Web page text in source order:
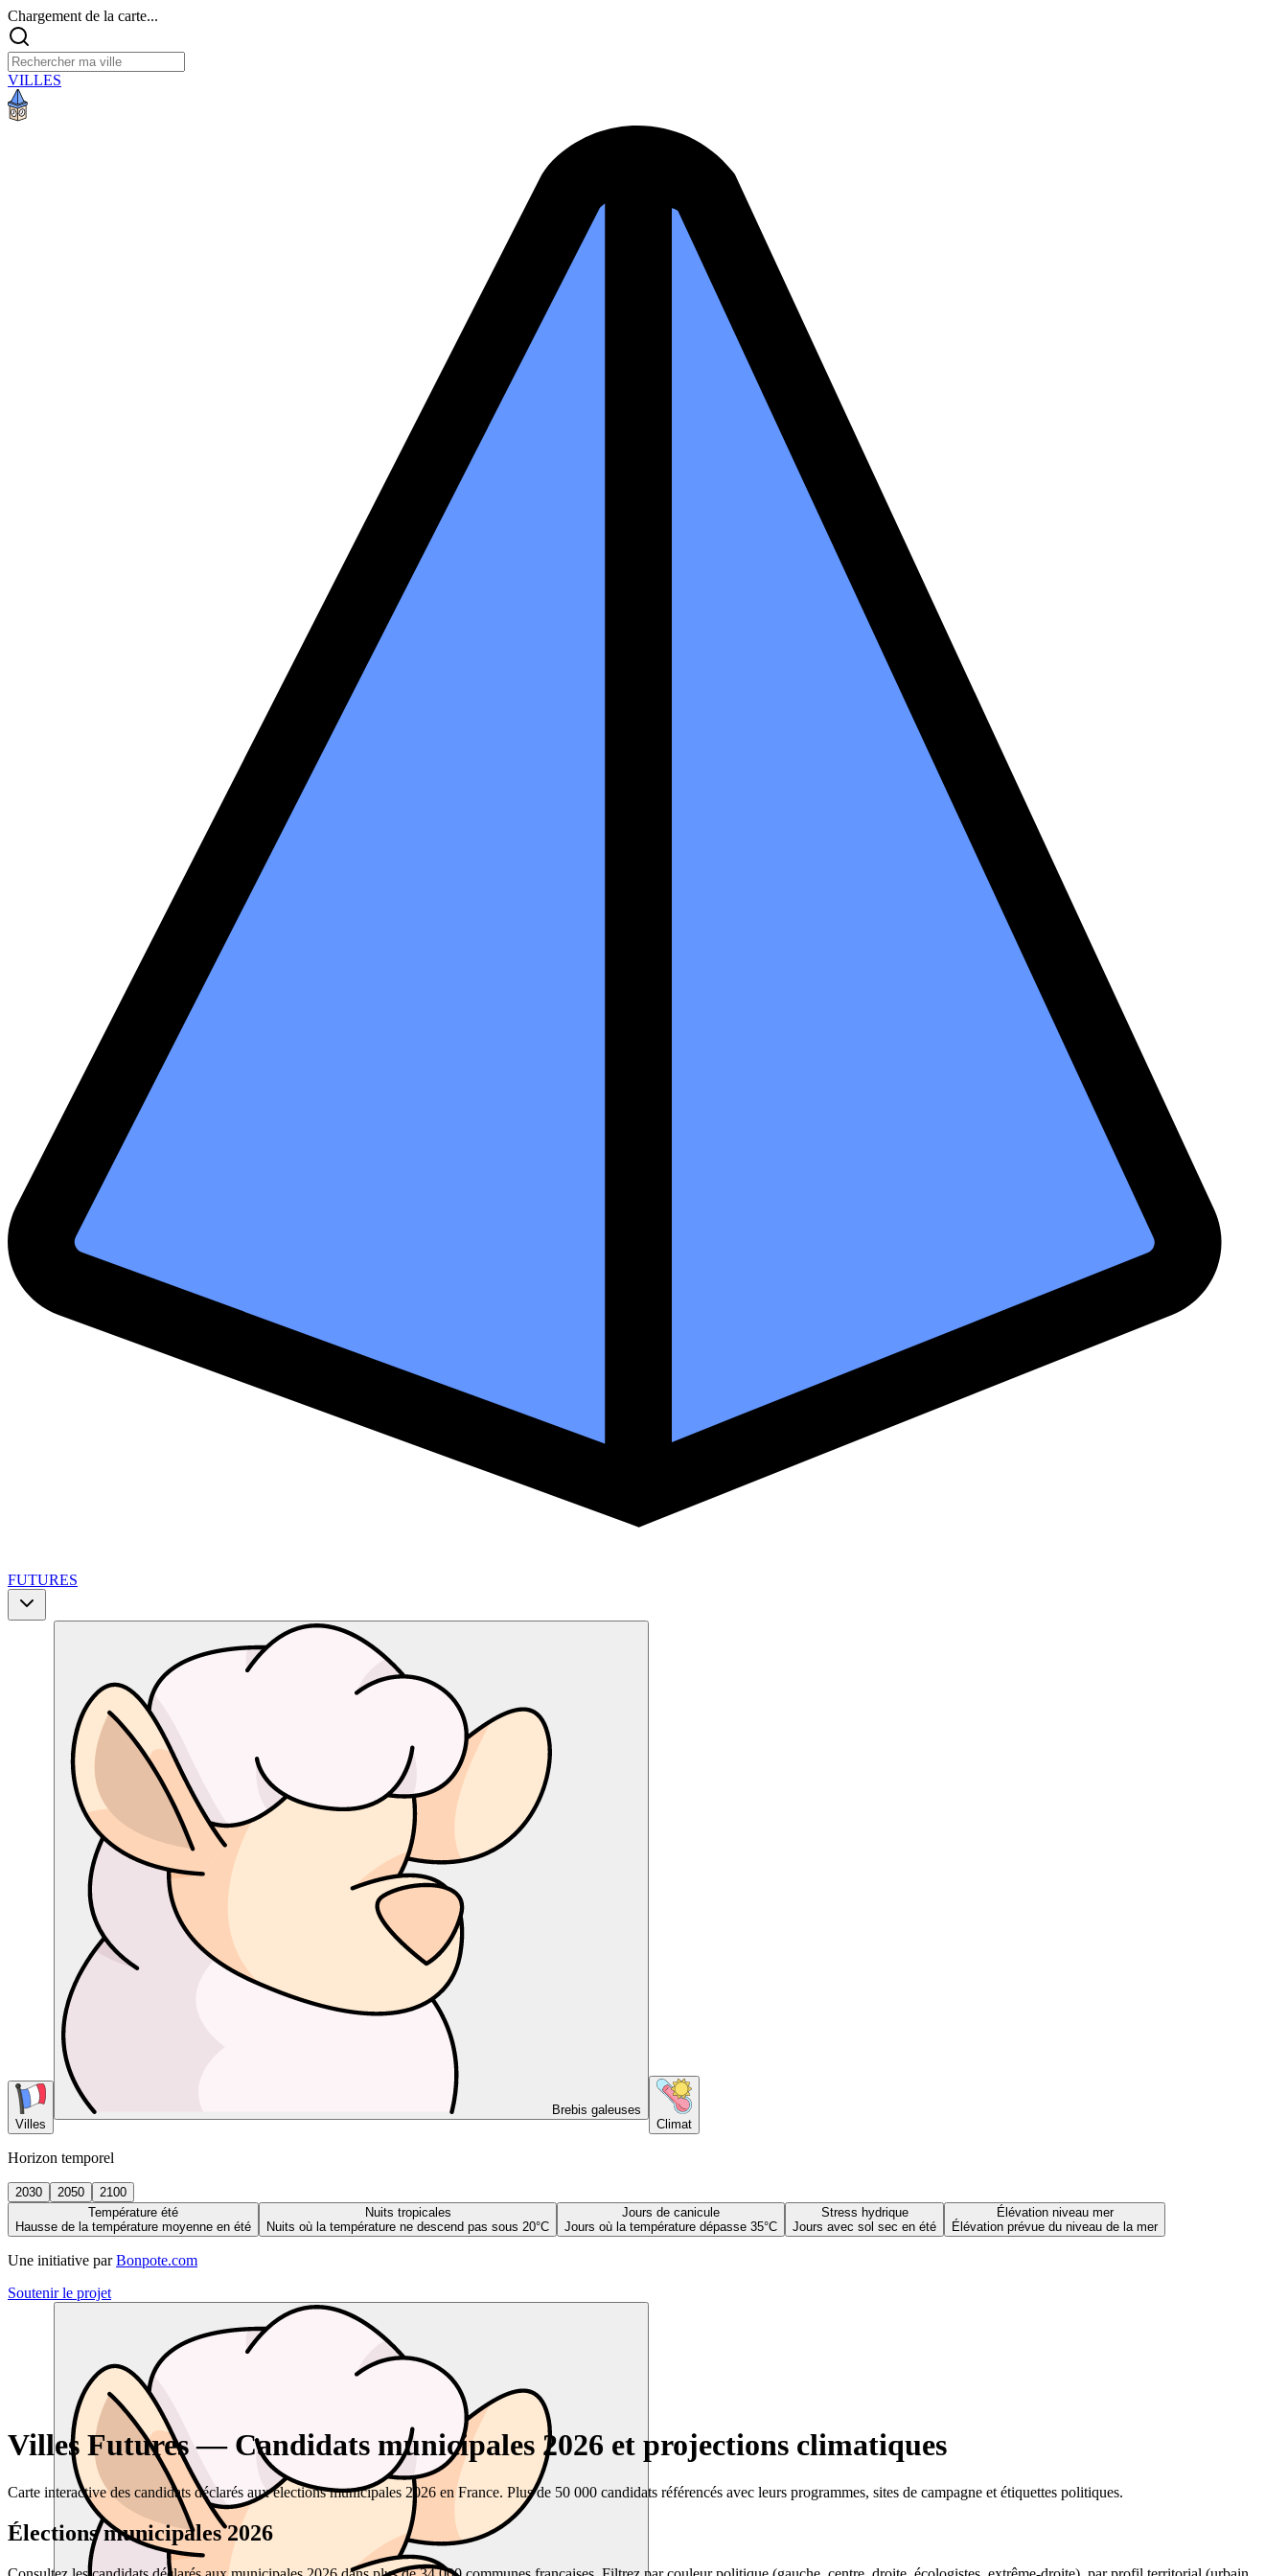
Chargement de la carte...
VILLES
FUTURES
Villes
Brebis galeuses
Climat
Horizon temporel
2030 2050
2100
Température été
Hausse de la température moyenne en été
Nuits tropicales
Nuits où la température ne descend pas sous 20°C
Jours de canicule
Jours où la température dépasse 35°C
Stress hydrique
Jours avec sol sec en été
Élévation niveau mer
Élévation prévue du niveau de la mer
Une initiative par Bonpote.com
Soutenir le projet
Villes Futures — Candidats municipales 2026 et projections climatiques
Carte interactive des candidats déclarés aux élections municipales 2026 en France. Plus de 50 000 candidats référencés avec leurs programmes, sites de campagne et étiquettes politiques.
Élections municipales 2026